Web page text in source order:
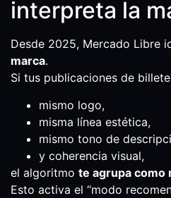
interpreta la
Desde 2025, Mercado Libre
marca.
Si tus publicaciones de
mismo logo,
misma línea estética,
mismo tono de
y coherencia visual,
el algoritmo te agrupa como
Esto activa el “modo